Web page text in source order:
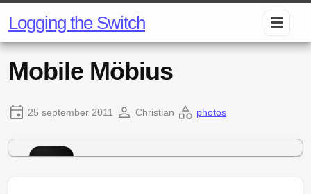
Logging the Switch
Mobile Möbius
25 september 2011 Christian photos